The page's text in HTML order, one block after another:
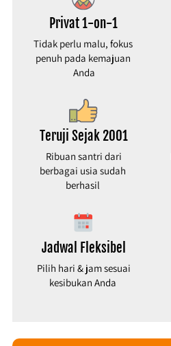
Privat 1-on-1
Tidak perlu malu, fokus
penuh pada kemajuan
Anda
Teruji Sejak 2001
Ribuan santri dari
berbagai usia sudah
berhasil
Jadwal Fleksibel
Pilih hari & jam sesuai
kesibukan Anda